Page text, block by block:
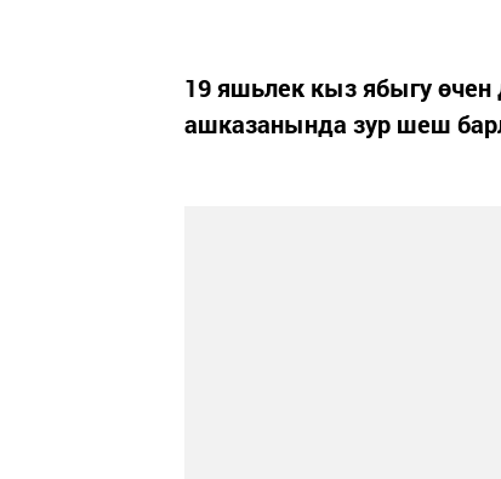
19 яшьлек кыз ябыгу
ашказанында зур шеш